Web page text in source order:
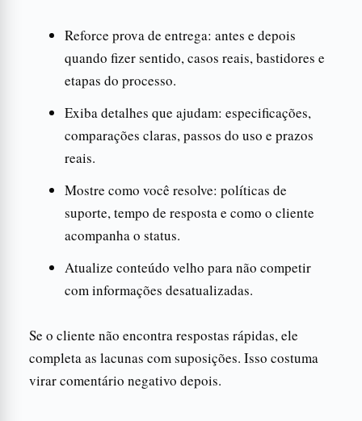
Reforce prova de entrega: antes e depois
quando fizer sentido, casos reais, bastidores e
etapas do processo.
Exiba detalhes que ajudam: especificações,
comparações claras, passos do uso e prazos
reais.
Mostre como você resolve: políticas de
suporte, tempo de resposta e como o cliente
acompanha o status.
Atualize conteúdo velho para não competir
com informações desatualizadas.
Se o cliente não encontra respostas rápidas, ele
completa as lacunas com suposições. Isso costuma
virar comentário negativo depois.